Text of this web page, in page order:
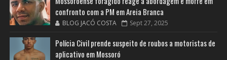
confronto com a PM em Areia Branca
BLOG JACÓ COSTA Sept 27, 2025
Polícia Civil prende suspeito de roubos a motoristas de
aplicativo em Mossoró